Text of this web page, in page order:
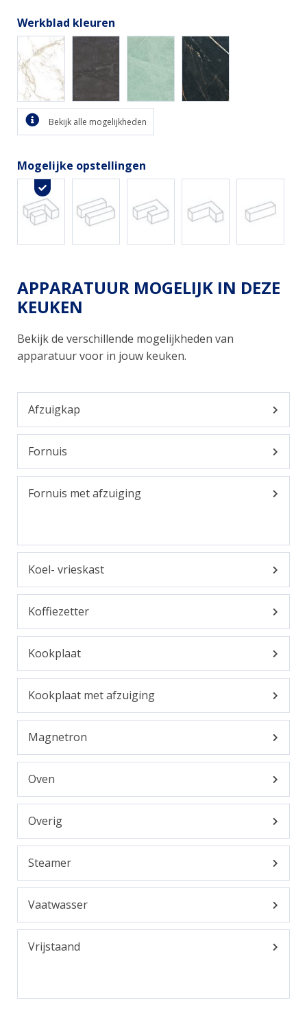
Werkblad kleuren
Bekijk alle mogelijkheden
Mogelijke opstellingen
APPARATUUR MOGELIJK IN DEZE
KEUKEN
Bekijk de verschillende mogelijkheden van
apparatuur voor in jouw keuken.
Afzuigkap
Fornuis
Fornuis met afzuiging
Koel- vrieskast
Koffiezetter
Kookplaat
Kookplaat met afzuiging
Magnetron
Oven
Overig
Steamer
Vaatwasser
Vrijstaand